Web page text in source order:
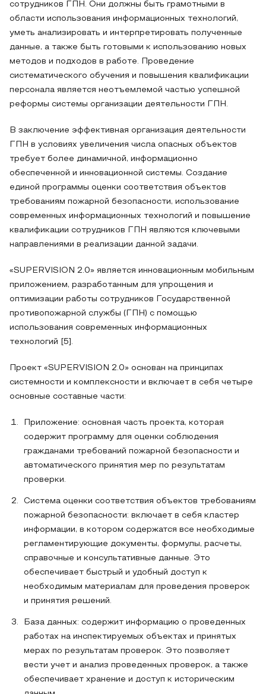
сотрудников ГПН. Они должны быть грамотными в
области использования информационных технологий,
уметь анализировать и интерпретировать полученные
данные, а также быть готовыми к использованию новых
методов и подходов в работе. Проведение
систематического обучения и повышения квалификации
персонала является неотъемлемой частью успешной
реформы системы организации деятельности ГПН.
В заключение эффективная организация деятельности
ГПН в условиях увеличения числа опасных объектов
требует более динамичной, информационно
обеспеченной и инновационной системы. Создание
единой программы оценки соответствия объектов
требованиям пожарной безопасности, использование
современных информационных технологий и повышение
квалификации сотрудников ГПН являются ключевыми
направлениями в реализации данной задачи.
«SUPERVISION 2.0» является инновационным мобильным
приложением, разработанным для упрощения и
оптимизации работы сотрудников Государственной
противопожарной службы (ГПН) с помощью
использования современных информационных
технологий [5].
Проект «SUPERVISION 2.0» основан на принципах
системности и комплексности и включает в себя четыре
основные составные части:
Приложение: основная часть проекта, которая
содержит программу для оценки соблюдения
гражданами требований пожарной безопасности и
автоматического принятия мер по результатам
проверки.
Система оценки соответствия объектов требованиям
пожарной безопасности: включает в себя кластер
информации, в котором содержатся все необходимые
регламентирующие документы, формулы, расчеты,
справочные и консультативные данные. Это
обеспечивает быстрый и удобный доступ к
необходимым материалам для проведения проверок
и принятия решений.
База данных: содержит информацию о проведенных
работах на инспектируемых объектах и принятых
мерах по результатам проверок. Это позволяет
вести учет и анализ проведенных проверок, а также
обеспечивает хранение и доступ к историческим